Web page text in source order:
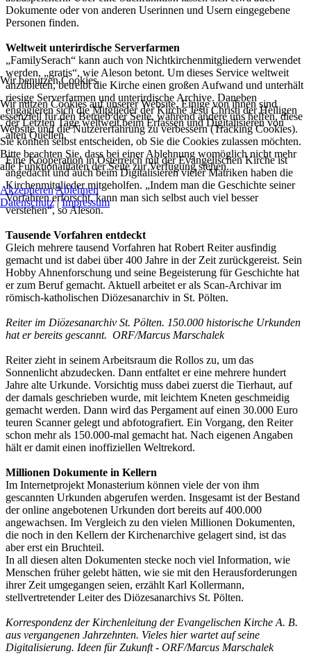
Dokumente oder von anderen Userinnen und Usern eingegebene
Personen finden.
Weltweit unterirdische Serverfarmen
„FamilySerach“ kann auch von Nichtkirchenmitgliedern verwendet
werden, „gratis“, wie Aleson betont. Um dieses Service weltweit
anzubieten, betreibt die Kirche einen großen Aufwand und unterhält
riesige Serverfarmen und unterirdische Archive. Daneben
engagieren sich die Mitglieder der Kirche Jesu Christi der Heiligen
der Letzten Tage weltweit beim Erfassen und Digitalisieren von
alten Quellen.
Eine Kooperation in Österreich mit der Evangelischen Kirche ist
angedacht und auch beim Digitalisieren vieler Matriken haben die
Kirchenmitglieder mitgeholfen. „Indem man die Geschichte seiner
Vorfahren erforscht, kann man sich selbst auch viel besser
verstehen“, so Aleson.
Tausende Vorfahren entdeckt
Gleich mehrere tausend Vorfahren hat Robert Reiter ausfindig
gemacht und ist dabei über 400 Jahre in der Zeit zurückgereist. Sein
Hobby Ahnenforschung und seine Begeisterung für Geschichte hat
er zum Beruf gemacht. Aktuell arbeitet er als Scan-Archivar im
römisch-katholischen Diözesanarchiv in St. Pölten.
Reiter im Diözesanarchiv St. Pölten. 150.000 historische Urkunden
hat er bereits gescannt. ORF/Marcus Marschalek
Reiter zieht in seinem Arbeitsraum die Rollos zu, um das
Sonnenlicht abzudecken. Dann entfaltet er eine mehrere hundert
Jahre alte Urkunde. Vorsichtig muss dabei zuerst die Tierhaut, auf
der damals geschrieben wurde, mit leichtem Kneten geschmeidig
gemacht werden. Dann wird das Pergament auf einen 30.000 Euro
teuren Scanner gelegt und abfotografiert. Ein Vorgang, den Reiter
schon mehr als 150.000-mal gemacht hat. Nach eigenen Angaben
hält er damit einen inoffiziellen Weltrekord.
Millionen Dokumente in Kellern
Im Internetprojekt Monasterium können viele der von ihm
gescannten Urkunden abgerufen werden. Insgesamt ist der Bestand
der online angebotenen Urkunden dort bereits auf 400.000
angewachsen. Im Vergleich zu den vielen Millionen Dokumenten,
die noch in den Kellern der Kirchenarchive gelagert sind, ist das
aber erst ein Bruchteil.
In all diesen alten Dokumenten stecke noch viel Information, wie
Menschen früher gelebt hätten, wie sie mit den Herausforderungen
ihrer Zeit umgegangen seien, erzählt Karl Kollermann,
stellvertretender Leiter des Diözesanarchivs St. Pölten.
Korrespondenz der Kirchenleitung der Evangelischen Kirche A. B.
aus vergangenen Jahrzehnten. Vieles hier wartet auf seine
Digitalisierung. Ideen für Zukunft - ORF/Marcus Marschalek
Wir benutzen Cookies
Wir nutzen Cookies auf unserer Website. Einige von ihnen sind
essenziell für den Betrieb der Seite, während andere uns helfen, diese
Website und die Nutzererfahrung zu verbessern (Tracking Cookies).
Sie können selbst entscheiden, ob Sie die Cookies zulassen möchten.
Bitte beachten Sie, dass bei einer Ablehnung womöglich nicht mehr
alle Funktionalitäten der Seite zur Verfügung stehen.
AkzeptierenAblehnen
Datenschutz|Impressum